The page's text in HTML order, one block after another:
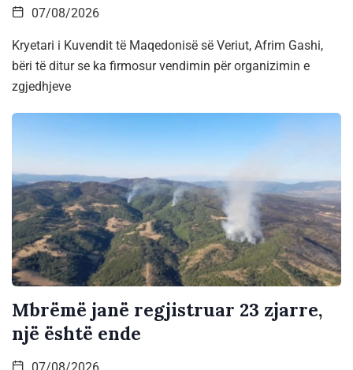
07/08/2026
Kryetari i Kuvendit të Maqedonisë së Veriut, Afrim Gashi,
bëri të ditur se ka firmosur vendimin për organizimin e
zgjedhjeve
Mbrëmë janë regjistruar 23 zjarre,
një është ende